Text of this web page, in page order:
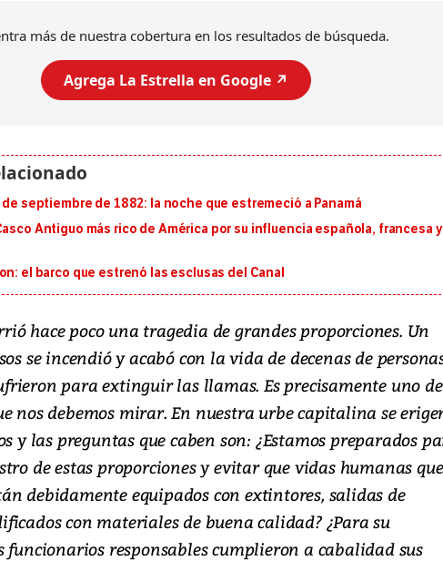
más de nuestra cobertura en los resultados de búsqueda.
Agrega La Estrella en Google ↗️
septiembre de 1882: la noche que estremeció a Panamá
Antiguo más rico de América por su influencia española, francesa y
el barco que estrenó las esclusas del Canal
hace poco una tragedia de grandes proporciones. Un
se incendió y acabó con la vida de decenas de
para extinguir las llamas. Es precisamente uno
nos debemos mirar. En nuestra urbe capitalina se
y las preguntas que caben son: ¿Estamos preparados
de estas proporciones y evitar que vidas humanas
debidamente equipados con extintores, salidas de
con materiales de buena calidad? ¿Para su
funcionarios responsables cumplieron a cabalidad sus